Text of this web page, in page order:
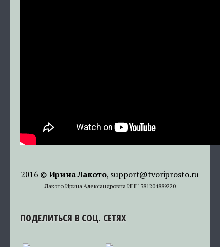
2016 ©Ирина Лакото, support@tvoriprosto.ru
Лакото Ирина Александровна ИНН 381204889220
ПОДЕЛИТЬСЯ В СОЦ. СЕТЯХ